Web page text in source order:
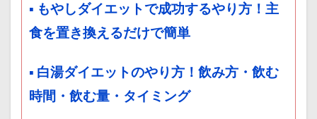
▪ もやしダイエットで成功するやり方！主
食を置き換えるだけで簡単
▪ 白湯ダイエットのやり方！飲み方・飲む
時間・飲む量・タイミング